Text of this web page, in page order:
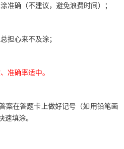
确（不建议，避免浪费时间）；
担心来不及涂；
准确率适中。
案在答题卡上做好记号（如用铅笔画
填涂。